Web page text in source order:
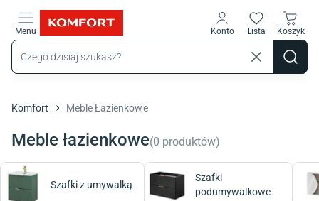
Menu Konto Lista Koszyk
Komfort Meble Łazienkowe
Meble łazienkowe(0 produktów)
Szafki z umywalką
Szafki
podumywalkowe